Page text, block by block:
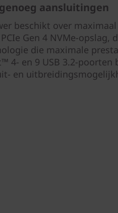
aansluitingen
beschikt over
Gen 4 NVMe-opslag,
die maximale
4- en 9 USB 3.2-poorten
en